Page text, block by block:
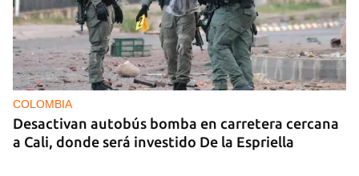
COLOMBIA
Desactivan autobús bomba en carretera cercana
a Cali, donde será investido De la Espriella